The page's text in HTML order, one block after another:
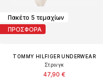
Πακέτο 5 τεμαχίων
ΠΡΟΣΦΟΡΑ
TOMMY HILFIGER UNDERWEAR
Στρινγκ
47,90 €